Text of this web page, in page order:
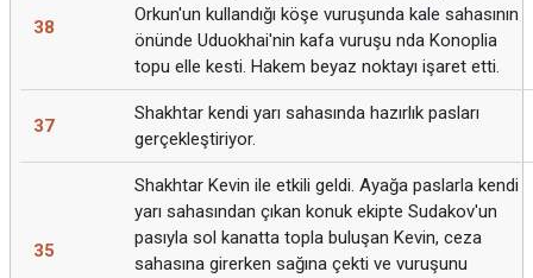
38
Orkun'un kullandığı köşe vuruşunda kale sahasının
önünde Uduokhai'nin kafa vuruşu nda Konoplia
topu elle kesti. Hakem beyaz noktayı işaret etti.
37
Shakhtar kendi yarı sahasında hazırlık pasları
gerçekleştiriyor.
35
Shakhtar Kevin ile etkili geldi. Ayağa paslarla kendi
yarı sahasından çıkan konuk ekipte Sudakov'un
pasıyla sol kanatta topla buluşan Kevin, ceza
sahasına girerken sağına çekti ve vuruşunu